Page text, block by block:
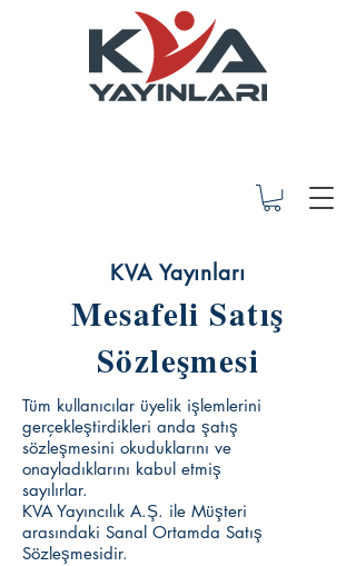
KVA Yayınları
Mesafeli Satış
Sözleşmesi
Tüm kullanıcılar üyelik işlemlerini
gerçekleştirdikleri anda şatış
sözleşmesini okuduklarını ve
onayladıklarını kabul etmiş
sayılırlar.
KVA Yayıncılık A.Ş. ile Müşteri
arasındaki Sanal Ortamda Satış
Sözleşmesidir.